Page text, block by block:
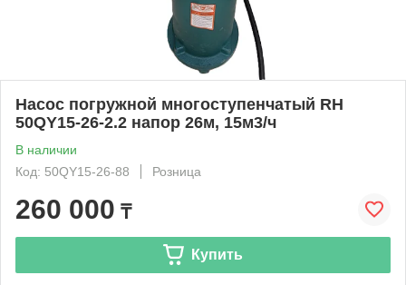
Насос погружной многоступенчатый RH
50QY15-26-2.2 напор 26м, 15м3/ч
В наличии
Код: 50QY15-26-88
Розница
260 000 ₸
Купить